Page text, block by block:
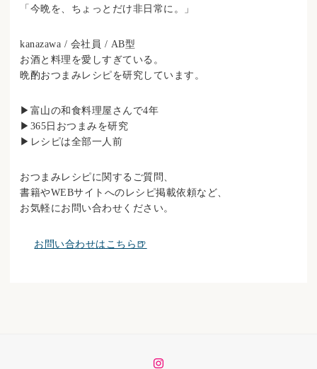
「今晩を、ちょっとだけ非日常に。」
kanazawa / 会社員 / AB型
お酒と料理を愛しすぎている。
晩酌おつまみレシピを研究しています。
▶︎富山の和食料理屋さんで4年
▶︎365日おつまみを研究
▶︎レシピは全部一人前
おつまみレシピに関するご質問、
書籍やWEBサイトへのレシピ掲載依頼など、
お気軽にお問い合わせください。
お問い合わせはこちら🍺
イ